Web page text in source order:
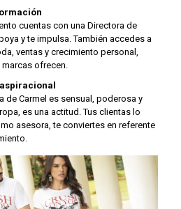
cuentas con una Directora de
y te impulsa. También accedes a
ventas y crecimiento personal,
ofrecen.
de Carmel es sensual, poderosa y
es una actitud. Tus clientas lo
asesora, te conviertes en referente